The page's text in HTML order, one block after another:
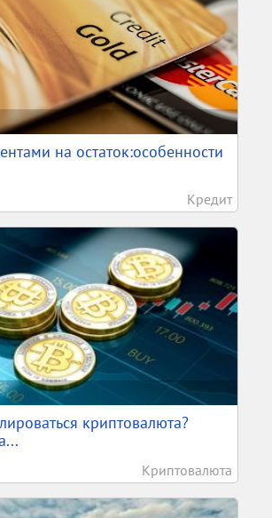
на остаток:особенности
Кредит
криптовалюта?
Криптовалюта